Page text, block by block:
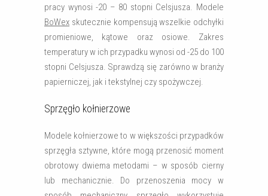
pracy wynosi -20 – 80 stopni Celsjusza. Modele
BoWex skutecznie kompensują wszelkie odchyłki
promieniowe, kątowe oraz osiowe. Zakres
temperatury w ich przypadku wynosi od -25 do 100
stopni Celsjusza. Sprawdzą się zarówno w branży
papierniczej, jak i tekstylnej czy spożywczej.
Sprzęgło kołnierzowe
Modele kołnierzowe to w większości przypadków
sprzęgła sztywne, które mogą przenosić moment
obrotowy dwiema metodami – w sposób cierny
lub mechanicznie. Do przenoszenia mocy w